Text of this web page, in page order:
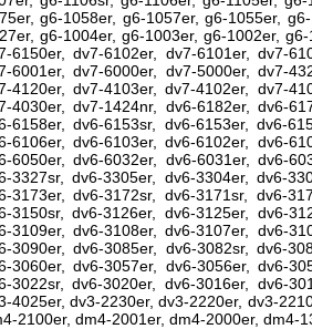
g6-1058er, g6-1057er, g6-1055er,
g6-1004er, g6-1003er, g6-1002er,
6150er, dv7-6102er, dv7-6101er, dv7-
6001er, dv7-6000er, dv7-5000er, dv7-
4120er, dv7-4103er, dv7-4102er, dv7-
4030er, dv7-1424nr, dv6-6182er, dv6-
6158er, dv6-6153sr, dv6-6153er, dv6-
6106er, dv6-6103er, dv6-6102er, dv6-
6050er, dv6-6032er, dv6-6031er, dv6-
3327sr, dv6-3305er, dv6-3304er, dv6-
3173er, dv6-3172sr, dv6-3171sr, dv6-
3150sr, dv6-3126er, dv6-3125er, dv6-
3109er, dv6-3108er, dv6-3107er, dv6-
3090er, dv6-3085er, dv6-3082sr, dv6-
3060er, dv6-3057er, dv6-3056er, dv6-
3022sr, dv6-3020er, dv6-3016er, dv6-
4025er, dv3-2230er, dv3-2220er, dv3-
2100er, dm4-2001er, dm4-2000er, dm4-